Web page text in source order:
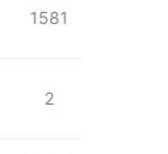
1581
2